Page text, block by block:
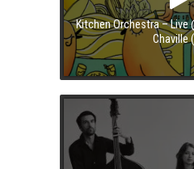
Kitchen Orchestra – Live
Chaville